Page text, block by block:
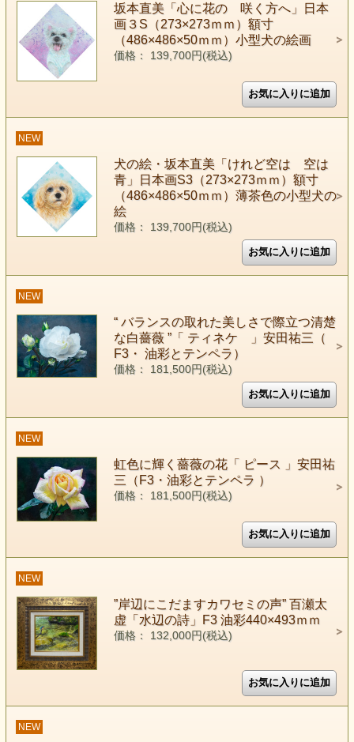
坂本直美「心に花の 咲く方へ」日本
画３S（273×273ｍｍ）額寸
（486×486×50ｍｍ）小型犬の絵画
価格： 139,700円(税込)
NEW
犬の絵・坂本直美「けれど空は 空は
青」日本画S3（273×273ｍｍ）額寸
（486×486×50ｍｍ）薄茶色の小型犬の
絵
価格： 139,700円(税込)
NEW
“ バランスの取れた美しさで際立つ清楚
な白薔薇 ”「 ティネケ 」安田祐三（
F3・ 油彩とテンペラ）
価格： 181,500円(税込)
NEW
虹色に輝く薔薇の花「 ピース 」安田祐
三（F3・油彩とテンペラ ）
価格： 181,500円(税込)
NEW
”岸辺にこだますカワセミの声” 百瀬太
虚「水辺の詩」F3 油彩440×493ｍｍ
価格： 132,000円(税込)
NEW